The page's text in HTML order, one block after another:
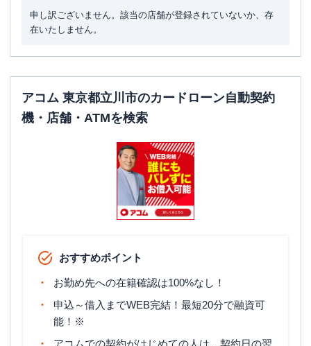
申し訳ございません。該当の店舗が登録されていないか、存
在いたしません。
アコム 東京都立川市のカードローン自動契約
機・店舗・ATMを検索
おすすめポイント
お勤め先への在籍確認は100%なし！
申込～借入までWEB完結！最短20分で融資可
能！※
アコムでの契約がはじめての人は、契約日の翌